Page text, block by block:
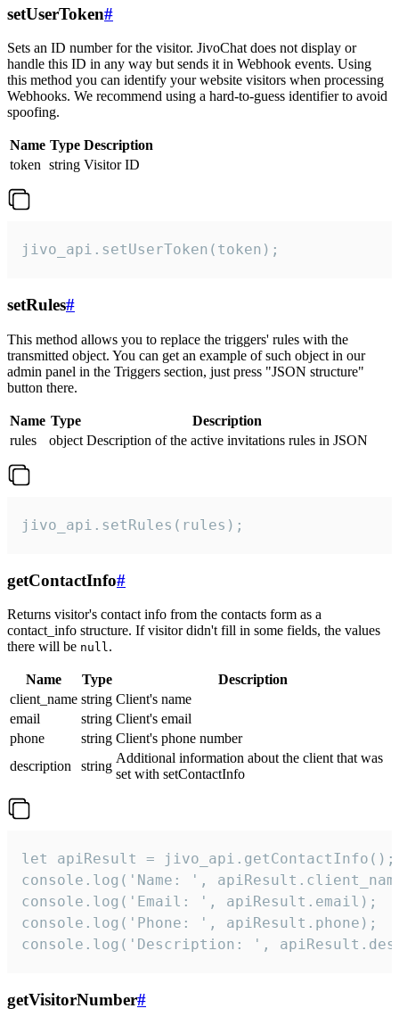
setUserToken#
Sets an ID number for the visitor. JivoChat does not display or
handle this ID in any way but sends it in Webhook events. Using
this method you can identify your website visitors when processing
Webhooks. We recommend using a hard-to-guess identifier to avoid
spoofing.
Name Type Description
token string Visitor ID
jivo_api.setUserToken(token);
setRules#
This method allows you to replace the triggers' rules with the
transmitted object. You can get an example of such object in our
admin panel in the Triggers section, just press "JSON structure"
button there.
Name Type
Description
rules
object Description of the active invitations rules in JSON
jivo_api.setRules(rules);
getContactInfo#
Returns visitor's contact info from the contacts form as a
contact_info structure. If visitor didn't fill in some fields, the values
there will be null.
Name Type
Description
client_name string Client's name
email
string Client's email
phone
string Client's phone number
description
string
Additional information about the client that was
set with setContactInfo
let apiResult = jivo_api.getContactInfo();
console.log('Name: ',
console.log('Email: ', apiResult.email);
console.log('Phone: ', apiResult.phone);
console.log('Description: ',
getVisitorNumber#